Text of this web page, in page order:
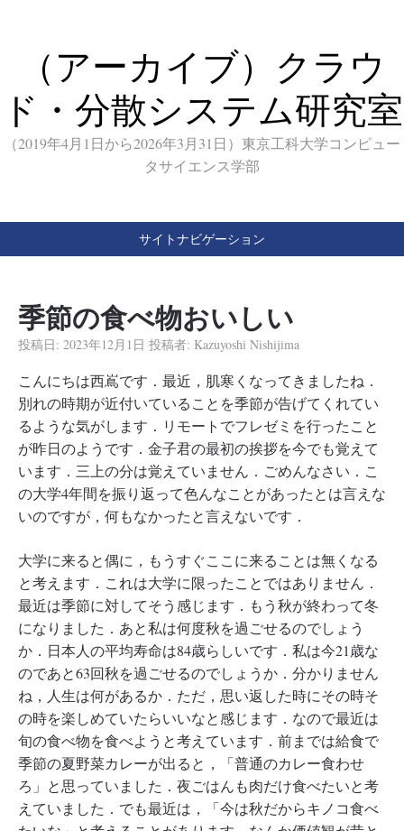
（アーカイブ）クラウ
ド・分散システム研究室
（2019年4月1日から2026年3月31日）東京工科大学コンピュー
タサイエンス学部
サイトナビゲーション
季節の食べ物おいしい
投稿日: 2023年12月1日 投稿者: Kazuyoshi Nishijima
こんにちは西嶌です．最近，肌寒くなってきましたね．
別れの時期が近付いていることを季節が告げてくれてい
るような気がします．リモートでフレゼミを行ったこと
が昨日のようです．金子君の最初の挨拶を今でも覚えて
います．三上の分は覚えていません．ごめんなさい．こ
の大学4年間を振り返って色んなことがあったとは言えな
いのですが，何もなかったと言えないです．
大学に来ると偶に，もうすぐここに来ることは無くなる
と考えます．これは大学に限ったことではありません．
最近は季節に対してそう感じます．もう秋が終わって冬
になりました．あと私は何度秋を過ごせるのでしょう
か．日本人の平均寿命は84歳らしいです．私は今21歳な
のであと63回秋を過ごせるのでしょうか．分かりません
ね，人生は何があるか．ただ，思い返した時にその時そ
の時を楽しめていたらいいなと感じます．なので最近は
旬の食べ物を食べようと考えています．前までは給食で
季節の夏野菜カレーが出ると，「普通のカレー食わせ
ろ」と思っていました．夜ごはんも肉だけ食べたいと考
えていました．でも最近は，「今は秋だからキノコ食べ